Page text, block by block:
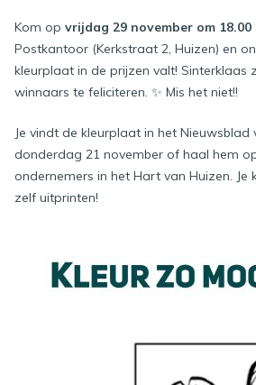
Kom op vrijdag 29 november om 18.00
Postkantoor (Kerkstraat 2, Huizen) en
kleurplaat in de prijzen valt! Sinterklaas
winnaars te feliciteren. ✨ Mis het niet!!
Je vindt de kleurplaat in het Nieuwsblad
donderdag 21 november of haal hem
ondernemers in het Hart van Huizen.
zelf uitprinten!